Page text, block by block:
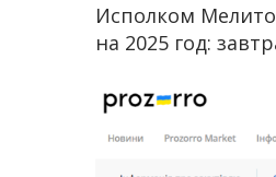
Исполком
на 2025 год: